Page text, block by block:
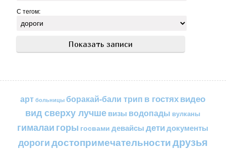
С тегом:
арт больницы боракай-бали трип в гостяхвидео
вид сверху лучшевизы водопады вулканы
гималаи горы госвами девайсы детидокументы
дорогидостопримечательностидрузья